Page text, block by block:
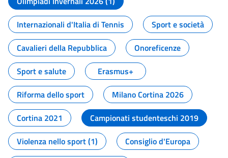
Internazionali d'Italia di Tennis
Sport e società
Cavalieri della Repubblica
Onoreficenze
Sport e salute
Erasmus+
Riforma dello sport
Milano Cortina 2026
Cortina 2021
Campionati studenteschi 2019
Violenza nello sport (1)
Consiglio d'Europa